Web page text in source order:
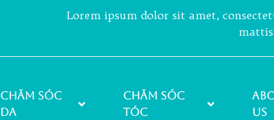
Lorem ipsum dolor sit amet,
Chăm sóc
da
Chăm sóc
tóc
Us